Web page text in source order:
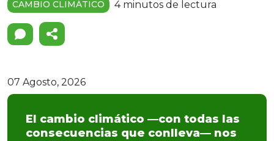
CAMBIO CLIMÁTICO 4 minutos de lectura
07 Agosto, 2026
El cambio climático —con todas las
consecuencias que conlleva— nos